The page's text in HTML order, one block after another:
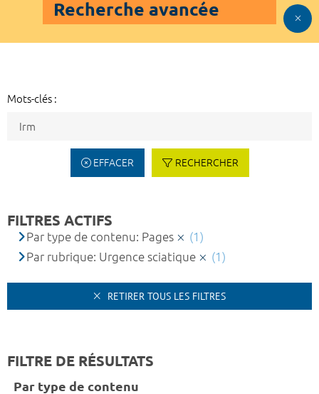
Recherche avancée
Mots-clés :
EFFACER RECHERCHER
FILTRES ACTIFS
Par type de contenu: Pages
(1)
Par rubrique: Urgence sciatique
(1)
RETIRER TOUS LES FILTRES
FILTRE DE RÉSULTATS
Par type de contenu